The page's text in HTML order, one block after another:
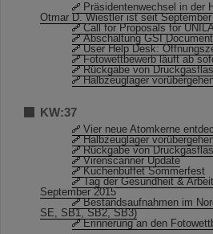
Präsidentenwechsel in der
Otmar D. Wiestler ist seit
Call for Proposals for
Abschaltung GSI
User Help Desk:
Fotowettbewerb läuft ab
Rückgabe von
Halbzeuglager
KW:37
Vier neue Atomkerne
Halbzeuglager
Rückgabe von
Virenscanner Update
Kuchenbuffet Sommerfest
Tag der Gesundheit &
September 2015
Bestandsaufnahmen im
SE, SB1, SB2, SB3)
Erinnerung an den